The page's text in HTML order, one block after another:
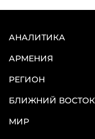
АНАЛИТИКА
АРМЕНИЯ
РЕГИОН
БЛИЖНИЙ ВОСТОК
МИР